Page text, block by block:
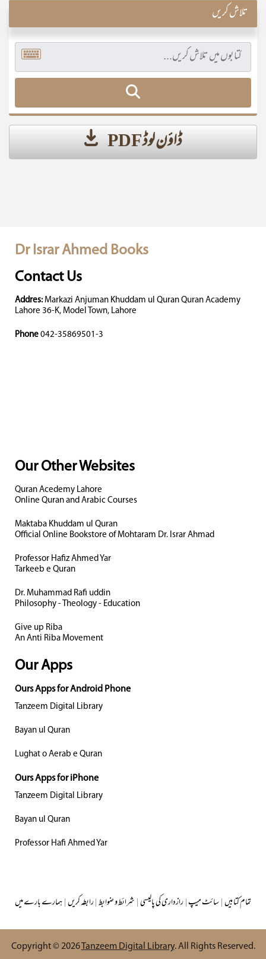
تلاش کریں
ڈاؤن لوڈ PDF
Dr Israr Ahmed Books
Contact Us
Addres: Markazi Anjuman Khuddam ul Quran Quran Academy
Lahore 36-K, Model Town, Lahore
Phone 042-35869501-3
Our Other Websites
Quran Acedemy Lahore
Online Quran and Arabic Courses
Maktaba Khuddam ul Quran
Official Online Bookstore of Mohtaram Dr. Israr Ahmad
Professor Hafiz Ahmed Yar
Tarkeeb e Quran
Dr. Muhammad Rafi uddin
Philosophy - Theology - Education
Give up Riba
An Anti Riba Movement
Our Apps
Ours Apps for Android Phone
Tanzeem Digital Library
Bayan ul Quran
Lughat o Aerab e Quran
Ours Apps for iPhone
Tanzeem Digital Library
Bayan ul Quran
Professor Hafi Ahmed Yar
ہمارے بارے میں|رابطہ کریں|شرائط و ضوابط|رازداری کی پالیسی|سائٹ میپ|تمام کتابیں
Copyright © 2026Tanzeem Digital Library. All Rights Reserved.